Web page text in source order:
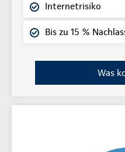
Internetrisiko
Bis zu 15 %
Was